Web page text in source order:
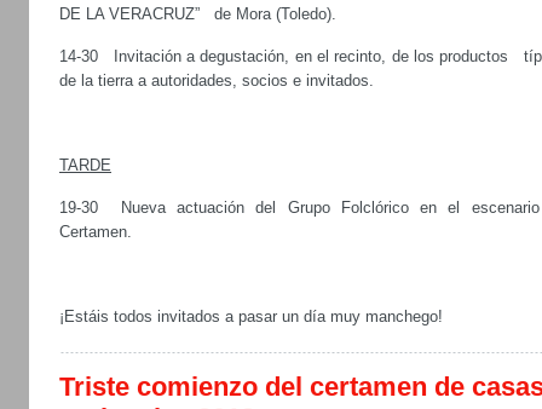
DE LA VERACRUZ” de Mora (Toledo).
14-30 Invitación a degustación, en el recinto, de los productos
de la tierra a autoridades, socios e invitados.
TARDE
19-30 Nueva actuación del Grupo Folclórico en el
Certamen.
¡Estáis todos invitados a pasar un día muy manchego!
Triste comienzo del certamen de